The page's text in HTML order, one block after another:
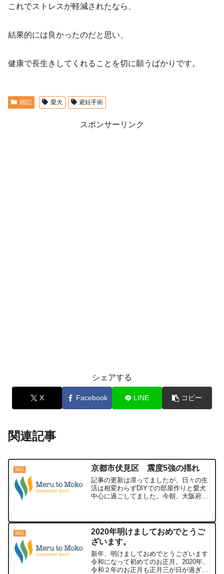
これでストレスが軽減されたなら、
結果的には良かったのだと思い、
健康で長生きしてくれることを切に願うばかりです。
雑記 愛犬 避妊手術
スポンサーリンク
シェアする
X Facebook LINE コピー
関連記事
雑記 京都市伏見区 震度5強の揺れ
記事の更新は滞ってましたが、日々の生
活は相変わらずDIYでの部屋作りと愛犬
中心に過ごしてました。今朝、大阪府北
だったようです。今日は愛犬が朝ごはん
を食べてくれなかった...
雑記
2020年明けましておめでとうご
ざいます。
新年、明けましておめでとうございます
令和になって初めてのお正月。2020年、
令和２年のお正月も正月三が日が過ぎま